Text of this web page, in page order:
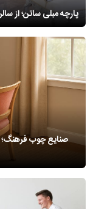
پارچه مبلی ساتن؛ از